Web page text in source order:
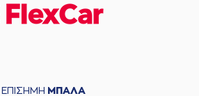
ΕΠΙΣΗΜΗ ΜΠΑΛΑ